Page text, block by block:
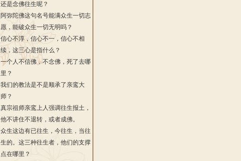
还是念佛往生呢？
阿弥陀佛这句名号能满众生一切志
愿，能破众生一切无明吗？
信心不淳，信心不一，信心不相
续，这三心是指什么？
一个人不信佛，不念佛，死了去哪
里？
我们的教法是不是顺承了亲鸾大
师？
真宗祖师亲鸾上人强调往生报土，
他不讲住不退转，或者成佛。
众生这边有已往生，今往生，当往
生的。这三种往生者，他们的支撑
点在哪里？